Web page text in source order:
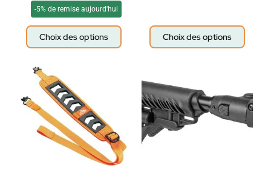
-5% de remise aujourd'hui
Choix des options Choix des options